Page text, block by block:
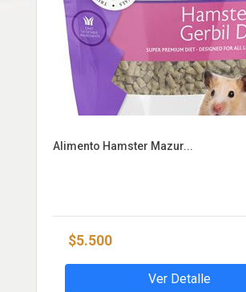
Alimento Hamster Mazur...
$5.500
Ver Detalle